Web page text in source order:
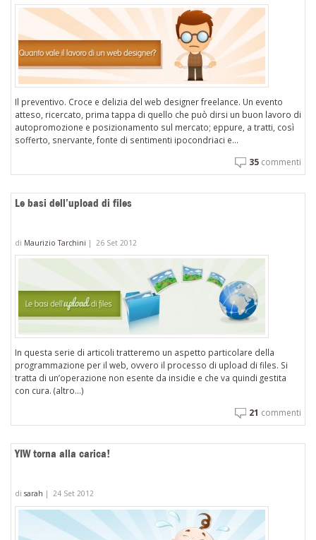
Il preventivo. Croce e delizia del web designer freelance. Un evento
atteso, ricercato, prima tappa di quello che può dirsi un buon lavoro di
autopromozione e posizionamento sul mercato; eppure, a tratti, così
sofferto, snervante, fonte di sentimenti ipocondriaci e...
35 commenti
Le basi dell’upload di files
di Maurizio Tarchini | 26 Set 2012
In questa serie di articoli tratteremo un aspetto particolare della
programmazione per il web, ovvero il processo di upload di files. Si
tratta di un’operazione non esente da insidie e che va quindi gestita
con cura. (altro…)
21 commenti
YIW torna alla carica!
di sarah | 24 Set 2012